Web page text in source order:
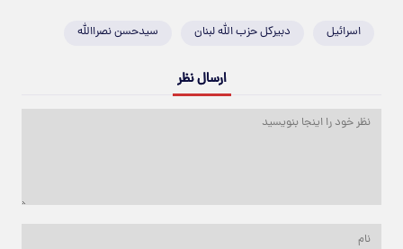
اسرائیل دبیرکل حزب الله لبنان سیدحسن نصراالله
ارسال نظر